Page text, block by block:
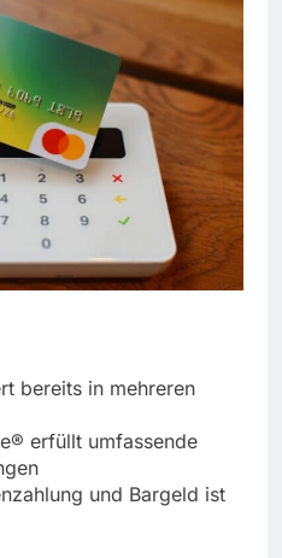
bereits in mehreren
erfüllt umfassende
und Bargeld ist